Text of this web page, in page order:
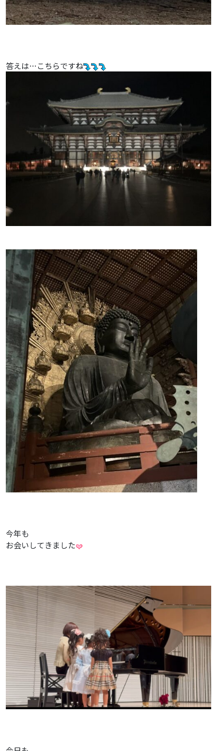
答えは…こちらですね
今年も
お会いしてきました